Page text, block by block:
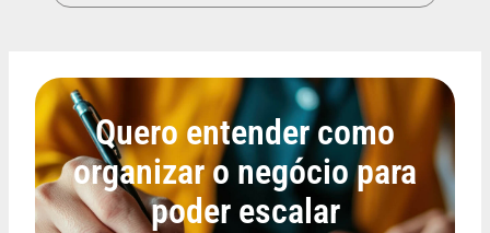
Quero entender como
organizar o negócio para
poder escalar